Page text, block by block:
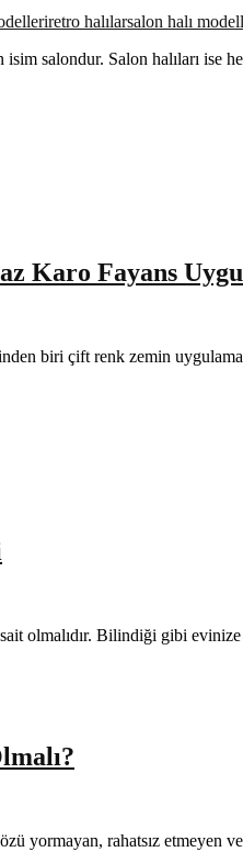
retro halılarsalon halı
salondur. Salon halıları
Karo Fayans
biri çift renk zemin
olmalıdır. Bilindiği gibi
yormayan, rahatsız